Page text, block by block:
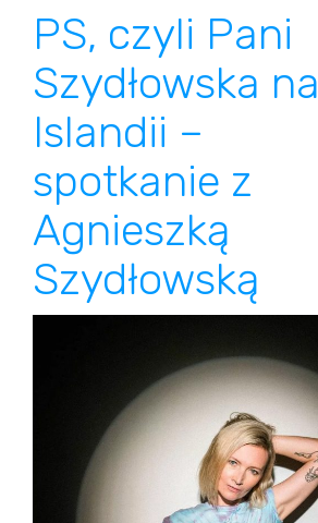
PS, czyli Pani
Szydłowska na
Islandii –
spotkanie z
Agnieszką
Szydłowską